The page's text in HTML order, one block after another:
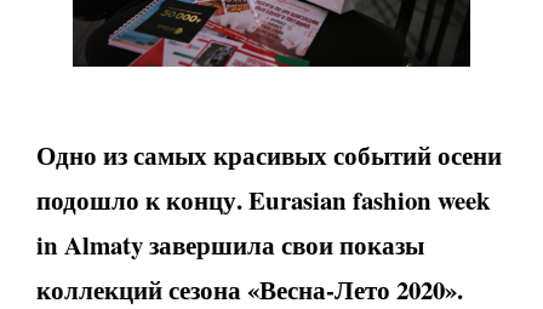
Одно из самых красивых событий осени
подошло к концу. Eurasian fashion week
in Almaty завершила свои показы
коллекций сезона «Весна-Лето 2020».